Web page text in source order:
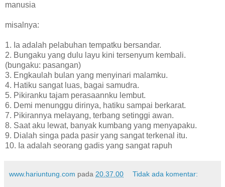
manusia
misalnya:
1. Ia adalah pelabuhan tempatku bersandar.
2. Bungaku yang dulu layu kini tersenyum kembali.
(bungaku: pasangan)
3. Engkaulah bulan yang menyinari malamku.
4. Hatiku sangat luas, bagai samudra.
5. Pikiranku tajam perasaannku lembut.
6. Demi menunggu dirinya, hatiku sampai berkarat.
7. Pikirannya melayang, terbang setinggi awan.
8. Saat aku lewat, banyak kumbang yang menyapaku.
9. Dialah singa pada pasir yang sangat terkenal itu.
10. Ia adalah seorang gadis yang sangat rapuh
www.hariuntung.com pada 20.37.00 Tidak ada komentar: